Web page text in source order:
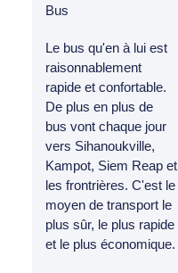
Bus
Le bus qu'en à lui est
raisonnablement
rapide et confortable.
De plus en plus de
bus vont chaque jour
vers Sihanoukville,
Kampot, Siem Reap et
les frontrières. C'est le
moyen de transport le
plus sûr, le plus rapide
et le plus économique.